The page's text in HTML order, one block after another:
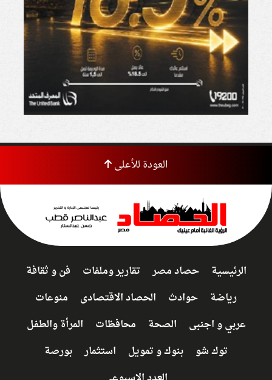
العودة للأعلى
الرئيسية حصاد مصر تقارير وملفات
فن و ثقافة
رياضة
حوادث الحصاد الاقتصادى
منوعات
عربي و اجنبى
الصحة محافظات
المرأة والطفل
توك شو
بنوك و تمويل استثمار
بورصة